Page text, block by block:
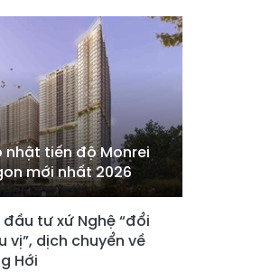
nhật tiến độ Monrei
mới nhất 2026
đầu tư xứ Nghệ “đổi
vị”, dịch chuyển về
Hới